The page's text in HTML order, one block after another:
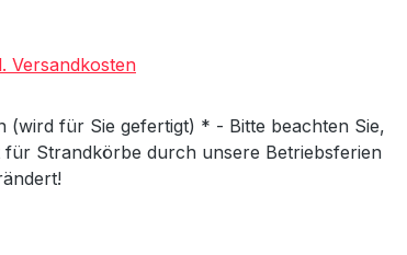
Versandkosten
(wird für Sie gefertigt) * - Bitte beachten Sie,
für Strandkörbe durch unsere Betriebsferien